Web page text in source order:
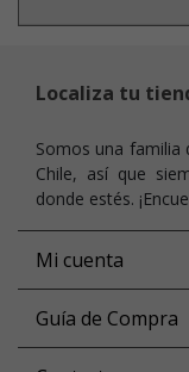
Localiza tu
Somos una familia
Chile, así que
donde estés.
Mi cuenta
Guía de Compra